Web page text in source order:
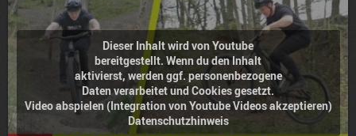
Dieser Inhalt wird von Youtube
bereitgestellt. Wenn du den Inhalt
aktivierst, werden ggf. personenbezogene
Daten verarbeitet und Cookies gesetzt.
Video abspielen (Integration von Youtube Videos akzeptieren)
Datenschutzhinweis